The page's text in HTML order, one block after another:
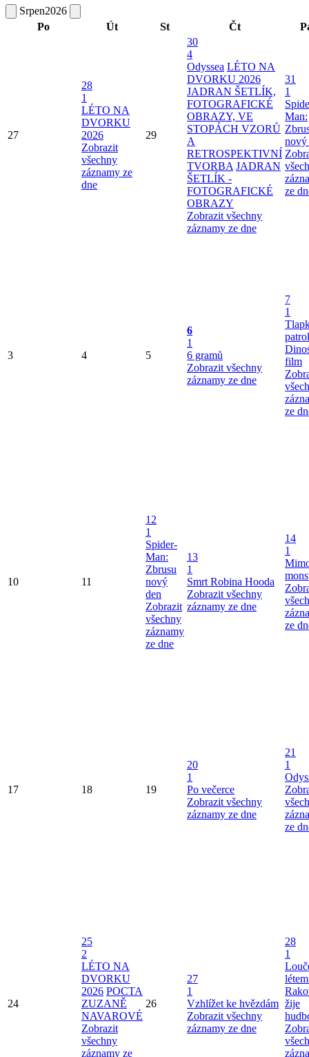
Srpen2026
Po
Út St Čt
27
28
1
LÉTO NA
DVORKU
2026
Zobrazit
všechny
záznamy ze
dne
29
30
4
Odyssea LÉTO NA
DVORKU 2026
JADRAN ŠETLÍK,
FOTOGRAFICKÉ
OBRAZY, VE
STOPÁCH VZORŮ
A
RETROSPEKTIVNÍ
TVORBA JADRAN
ŠETLÍK -
FOTOGRAFICKÉ
OBRAZY
Zobrazit všechny
záznamy ze dne
31
1
Man:
nový
ze
3 4 5
6
1
6 gramů
Zobrazit všechny
záznamy ze dne
7
1
film
ze
10 11
12
1
Spider-
Man:
Zbrusu
nový
den
Zobrazit
všechny
záznamy
ze dne
13
1
Smrt Robina Hooda
Zobrazit všechny
záznamy ze dne
14
1
ze
17 18 19
20
1
Po večerce
Zobrazit všechny
záznamy ze dne
21
1
ze
24
25
2
LÉTO NA
DVORKU
2026 POCTA
ZUZANĚ
NAVAROVÉ
Zobrazit
všechny
záznamy ze
26
27
1
Vzhlížet ke hvězdám
Zobrazit všechny
záznamy ze dne
28
1
žije